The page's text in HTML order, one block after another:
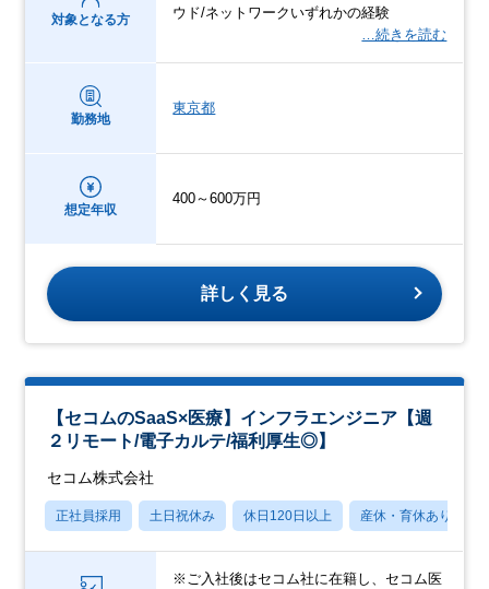
対象となる方
ウド/ネットワークいずれかの経験
…続きを読む
勤務地
東京都
想定年収
400～600万円
詳しく見る
【セコムのSaaS×医療】インフラエンジニア【週
２リモート/電子カルテ/福利厚生◎】
セコム株式会社
正社員採用 土日祝休み 休日120日以上 産休・育休あり
※ご入社後はセコム社に在籍し、セコム医